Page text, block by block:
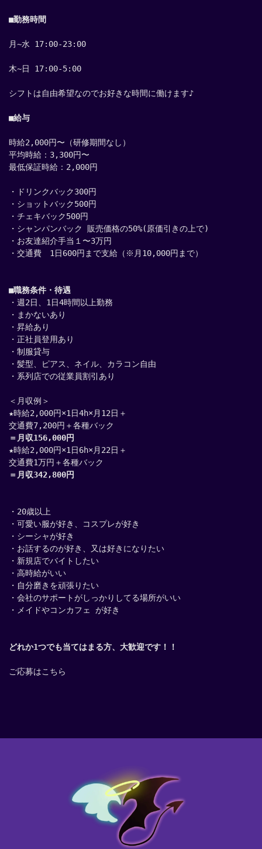
■勤務時間
月~水 17:00-23:00
木~日 17:00-5:00
シフトは自由希望なのでお好きな時間に働けます♪
■給与
時給2,000円〜（研修期間なし）
平均時給：3,300円〜
最低保証時給：2,000円
・ドリンクバック300円
・ショットバック500円
・チェキバック500円
・シャンパンバック 販売価格の50%(原価引きの上で)
・お友達紹介手当１〜3万円
・交通費　1日600円まで支給（※月10,000円まで）
■職務条件・待遇
・週2日、1日4時間以上勤務
・まかないあり
・昇給あり
・正社員登用あり
・制服貸与
・髪型、ピアス、ネイル、カラコン自由
・系列店での従業員割引あり
＜月収例＞
★時給2,000円×1日4h×月12日＋
交通費7,200円＋各種バック
＝月収156,000円
★時給2,000円×1日6h×月22日＋
交通費1万円＋各種バック
＝月収342,800円
・20歳以上
・可愛い服が好き、コスプレが好き
・シーシャが好き
・お話するのが好き、又は好きになりたい
・新規店でバイトしたい
・高時給がいい
・自分磨きを頑張りたい
・会社のサポートがしっかりしてる場所がいい
・メイドやコンカフェ が好き
どれか1つでも当てはまる方、大歓迎です！！
ご応募はこちら